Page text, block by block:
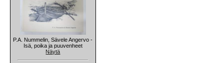
P.A. Nummelin, Sävele Angervo -
Isä, poika ja puuvenheet
Näytä